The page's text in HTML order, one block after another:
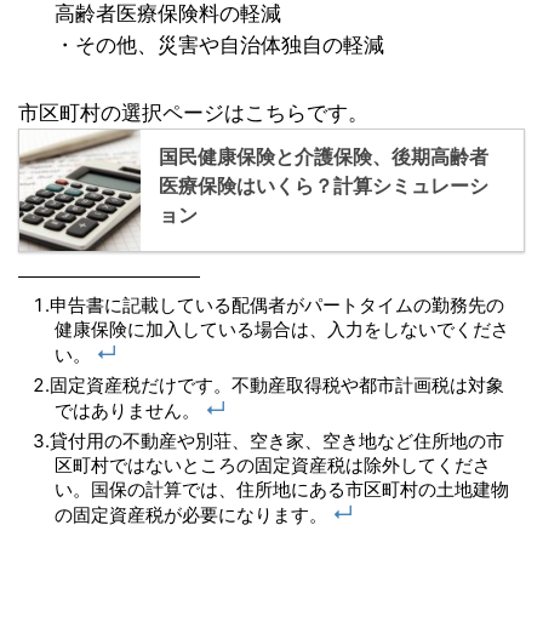
高齢者医療保険料の軽減
・その他、災害や自治体独自の軽減
市区町村の選択ページはこちらです。
国民健康保険と介護保険、後期高齢者
医療保険はいくら？計算シミュレーシ
ョン
申告書に記載している配偶者がパートタイムの勤務先の
健康保険に加入している場合は、入力をしないでくださ
い。
↵
固定資産税だけです。不動産取得税や都市計画税は対象
ではありません。
↵
貸付用の不動産や別荘、空き家、空き地など住所地の市
区町村ではないところの固定資産税は除外してくださ
い。国保の計算では、住所地にある市区町村の土地建物
の固定資産税が必要になります。
↵